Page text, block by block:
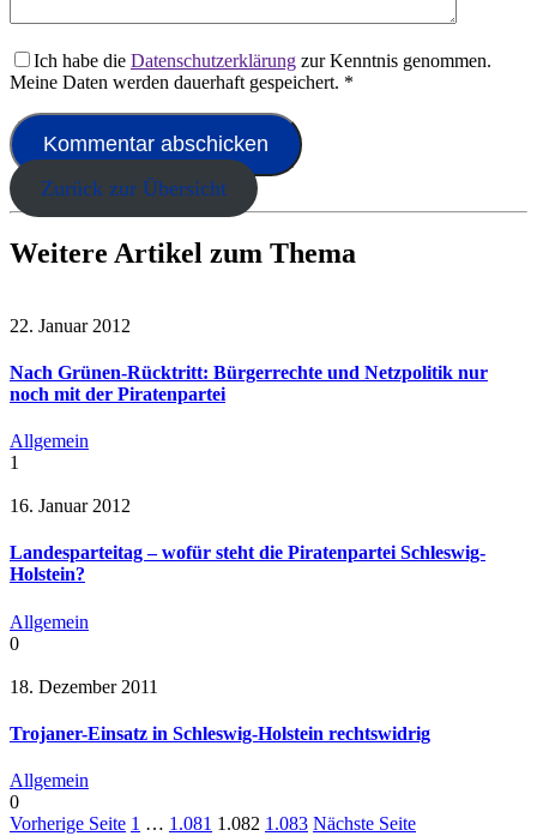
Ich habe die Datenschutzerklärung zur Kenntnis genommen.
Meine Daten werden dauerhaft gespeichert. *
Zurück zur Übersicht
Weitere Artikel zum Thema
22. Januar 2012
Nach Grünen-Rücktritt: Bürgerrechte und Netzpolitik nur
noch mit der Piratenpartei
Allgemein
1
16. Januar 2012
Landesparteitag – wofür steht die Piratenpartei Schleswig-
Holstein?
Allgemein
0
18. Dezember 2011
Trojaner-Einsatz in Schleswig-Holstein rechtswidrig
Allgemein
0
Vorherige Seite 1 … 1.081 1.082 1.083 Nächste Seite